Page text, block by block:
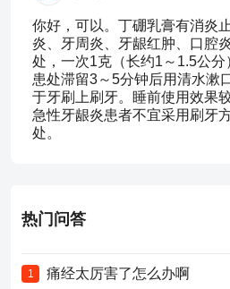
你好，可以。丁硼乳膏有消炎
炎、牙周炎、牙龈红肿、口腔
处，一次1克（长约1～1.5公
患处滞留3～5分钟后用清水漱
于牙刷上刷牙。睡前使用效果
急性牙龈炎患者不宜采用刷牙
处。
热门问答
1 痛经太厉害了怎么办啊